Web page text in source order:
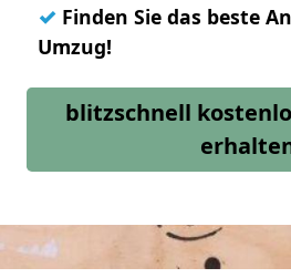
✓ Finden Sie das beste
Umzug!
blitzschnell